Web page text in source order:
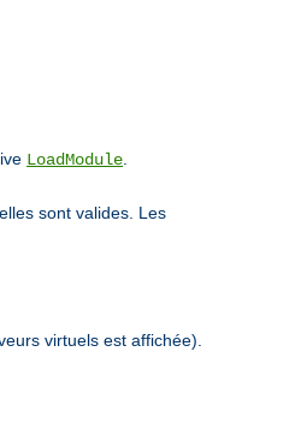
LoadModule
sont valides. Les
virtuels est affichée).